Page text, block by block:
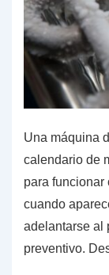
Una máquina
calendario de
para funcionar
cuando
adelantarse al
preventivo.